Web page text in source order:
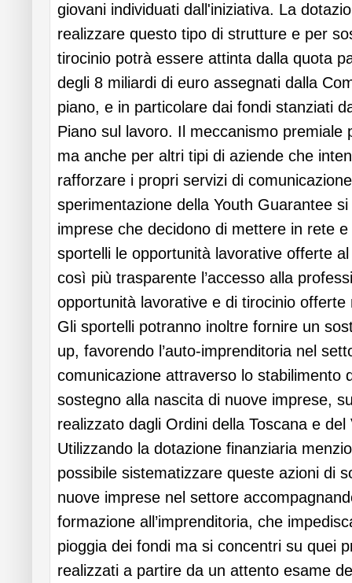
giovani individuati dall'iniziativa. La
realizzare questo tipo di strutture e per
tirocinio potrà essere attinta dalla quota
degli 8 miliardi di euro assegnati dalla
piano, e in particolare dai fondi stanziati
Piano sul lavoro. Il meccanismo premiale
ma anche per altri tipi di aziende che
rafforzare i propri servizi di
sperimentazione della Youth Guarantee
imprese che decidono di mettere in rete
sportelli le opportunità lavorative offerte
così più trasparente l’accesso alla
opportunità lavorative e di tirocinio offerte
Gli sportelli potranno inoltre fornire un
up, favorendo l’auto-imprenditoria nel
comunicazione attraverso lo stabilimento
sostegno alla nascita di nuove imprese,
realizzato dagli Ordini della Toscana e del
Utilizzando la dotazione finanziaria
possibile sistematizzare queste azioni di
nuove imprese nel settore
formazione all’imprenditoria, che
pioggia dei fondi ma si concentri su quei
realizzati a partire da un attento esame